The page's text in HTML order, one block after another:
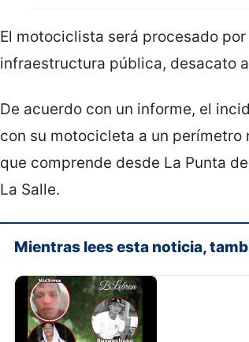
El motociclista será procesado
infraestructura pública, desacato
De acuerdo con un informe, el
con su motocicleta a un
que comprende desde La Punta
La Salle.
Mientras lees esta noticia,